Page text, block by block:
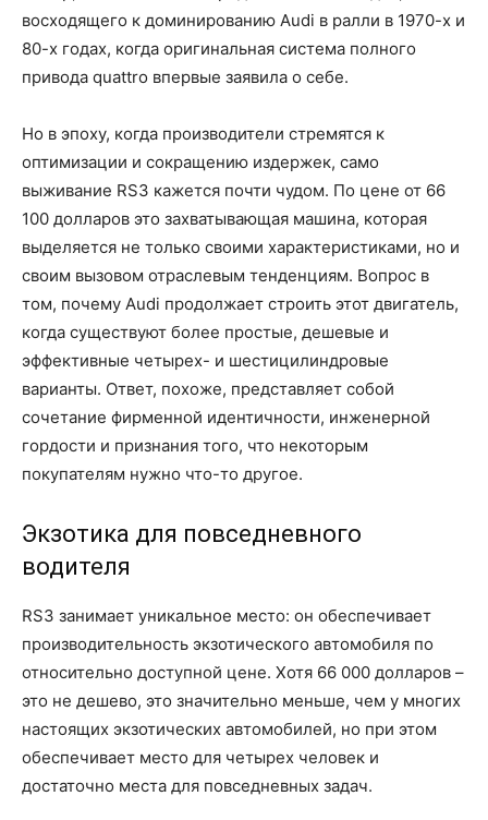
восходящего к доминированию Audi в ралли в 1970-х и
80-х годах, когда оригинальная система полного
привода quattro впервые заявила о себе.
Но в эпоху, когда производители стремятся к
оптимизации и сокращению издержек, само
выживание RS3 кажется почти чудом. По цене от 66
100 долларов это захватывающая машина, которая
выделяется не только своими характеристиками, но и
своим вызовом отраслевым тенденциям. Вопрос в
том, почему Audi продолжает строить этот двигатель,
когда существуют более простые, дешевые и
эффективные четырех- и шестицилиндровые
варианты. Ответ, похоже, представляет собой
сочетание фирменной идентичности, инженерной
гордости и признания того, что некоторым
покупателям нужно что-то другое.
Экзотика для повседневного
водителя
RS3 занимает уникальное место: он обеспечивает
производительность экзотического автомобиля по
относительно доступной цене. Хотя 66 000 долларов –
это не дешево, это значительно меньше, чем у многих
настоящих экзотических автомобилей, но при этом
обеспечивает место для четырех человек и
достаточно места для повседневных задач.